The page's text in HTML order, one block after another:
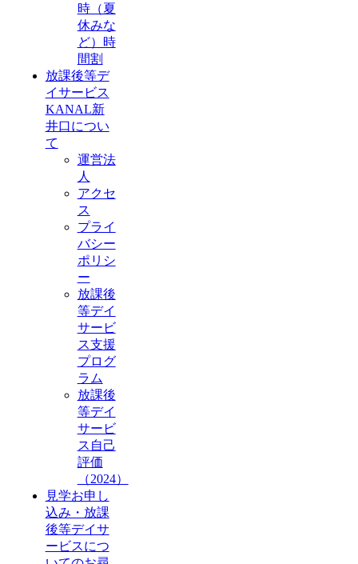
時（夏
休みな
ど）時
間割
放課後等デ
イサービス
KANAL新
井口につい
て
運営法
人
アクセ
ス
プライ
バシー
ポリシ
ー
放課後
等デイ
サービ
ス支援
プログ
ラム
放課後
等デイ
サービ
ス自己
評価
（2024）
見学お申し
込み・放課
後等デイサ
ービスにつ